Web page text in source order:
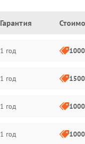
Гарантия
1 год
1 год
1 год
1 год